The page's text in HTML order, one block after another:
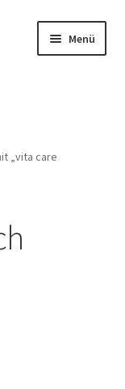
Menü
„vita care